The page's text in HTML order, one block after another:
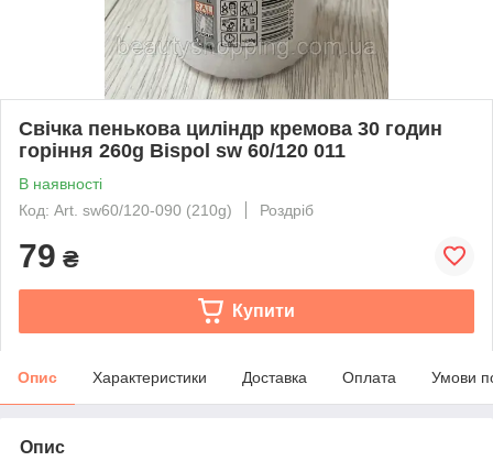
Свічка пенькова циліндр кремова 30 годин
горіння 260g Bispol sw 60/120 011
В наявності
Код: Art. sw60/120-090 (210g)
Роздріб
79 ₴
Купити
Опис Характеристики Доставка Оплата Умови
Опис